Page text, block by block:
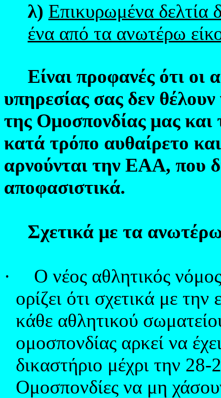
λ) Επικυρωμένα δελτία
ένα από τα ανωτέρω
Είναι προφανές ότι οι
υπηρεσίας σας δεν
της Ομοσπονδίας μας και
κατά τρόπο αυθαίρετο
αρνούνται την ΕΑΑ, που
αποφασιστικά.
Σχετικά με τα
·
Ο νέος αθλητικός
ορίζει ότι σχετικά με
κάθε αθλητικού
ομοσπονδίας αρκεί να
δικαστήριο μέχρι την
Ομοσπονδίες να μη